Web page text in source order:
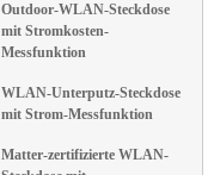
Outdoor-WLAN-Steckdose
mit Stromkosten-
Messfunktion
WLAN-Unterputz-Steckdose
mit Strom-Messfunktion
Matter-zertifizierte WLAN-